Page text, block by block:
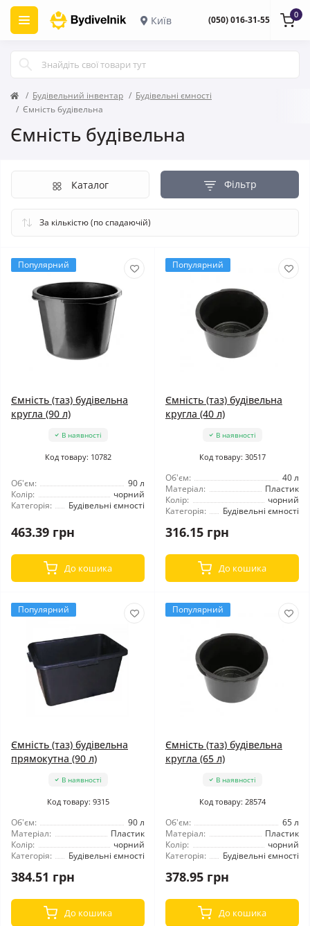
Київ (050) 016-31-55 0
Будівельний інвентар
Будівельні ємності
Ємність будівельна
Ємність будівельна
Фільтр
Каталог
Популярний
Ємність (таз) будівельна
кругла (90 л)
В наявності
Код товару: 10782
Об'єм:
90 л
Колір:
чорний
Категорія:
Будівельні ємності
463.39 грн
До кошика
Популярний
Ємність (таз) будівельна
кругла (40 л)
В наявності
Код товару: 30517
Об'єм:
40 л
Матеріал:
Пластик
Колір:
чорний
Категорія:
Будівельні ємності
316.15 грн
До кошика
Популярний
Ємність (таз) будівельна
прямокутна (90 л)
В наявності
Код товару: 9315
Об'єм:
90 л
Матеріал:
Пластик
Колір:
чорний
Категорія:
Будівельні ємності
384.51 грн
До кошика
Популярний
Ємність (таз) будівельна
кругла (65 л)
В наявності
Код товару: 28574
Об'єм:
65 л
Матеріал:
Пластик
Колір:
чорний
Категорія:
Будівельні ємності
378.95 грн
До кошика